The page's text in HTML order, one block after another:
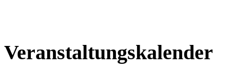
Veranstaltungskalender